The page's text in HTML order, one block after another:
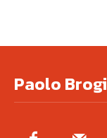
Paolo Brogi